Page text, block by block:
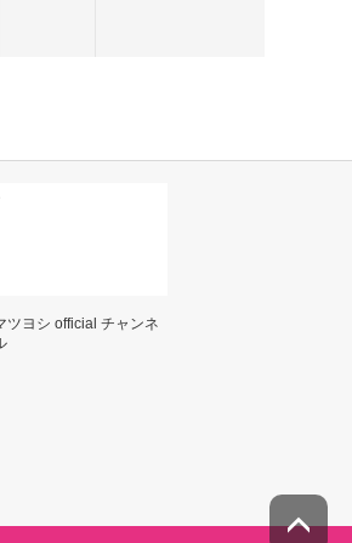
ツヨシ official チャンネ